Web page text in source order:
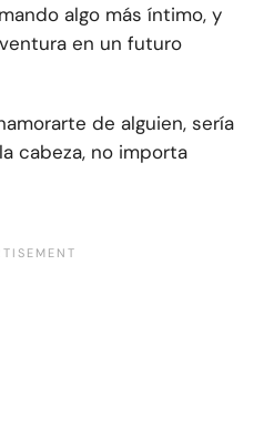
algo más íntimo, y
en un futuro
de alguien, sería
cabeza, no importa